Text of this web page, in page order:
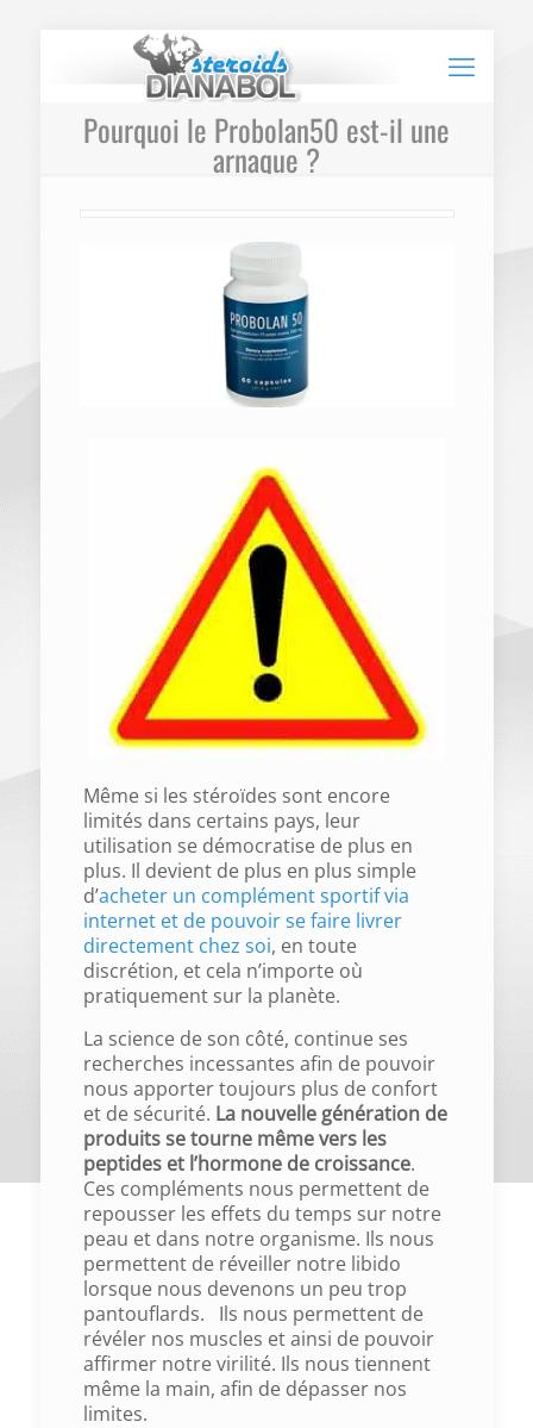
Pourquoi le Probolan50 est-il une
arnaque ?
Même si les stéroïdes sont encore
limités dans certains pays, leur
utilisation se démocratise de plus en
plus. Il devient de plus en plus simple
d’acheter un complément sportif via
internet et de pouvoir se faire livrer
directement chez soi, en toute
discrétion, et cela n’importe où
pratiquement sur la planète.
La science de son côté, continue ses
recherches incessantes afin de pouvoir
nous apporter toujours plus de confort
et de sécurité. La nouvelle génération de
produits se tourne même vers les
peptides et l’hormone de croissance.
Ces compléments nous permettent de
repousser les effets du temps sur notre
peau et dans notre organisme. Ils nous
permettent de réveiller notre libido
lorsque nous devenons un peu trop
pantouflards. Ils nous permettent de
révéler nos muscles et ainsi de pouvoir
affirmer notre virilité. Ils nous tiennent
même la main, afin de dépasser nos
limites.